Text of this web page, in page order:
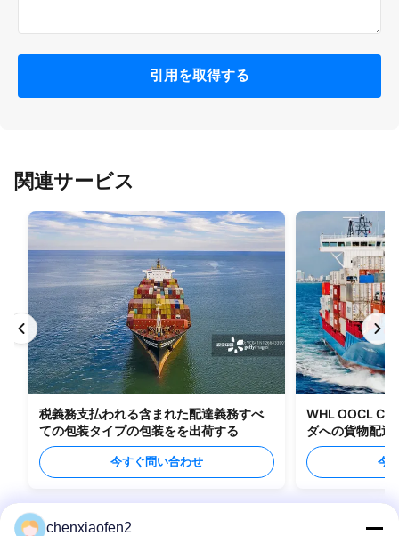
引用を取得する
関連サービス
税義務支払われる含まれた配達義務すべ
ての包装タイプの包装をを出荷する
今すぐ問い合わせ
WHL OOCL
ダへの貨物配送
今
chenxiaofen2